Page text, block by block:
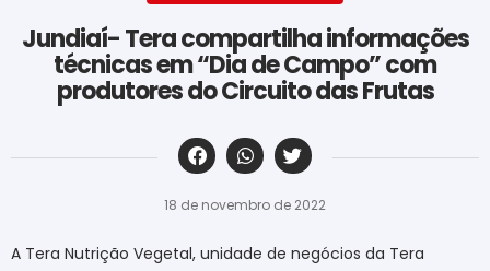
Jundiaí- Tera compartilha informações
técnicas em “Dia de Campo” com
produtores do Circuito das Frutas
‎ ‎ ‎ ‎ ‎ ‎ ‎ ‎ ‎ ‎ ‎ ‎ ‎ ‎ ‎ ‎ ‎ ‎ ‎ ‎ ‎ ‎ ‎ ‎ ‎ ‎ ‎ ‎ ‎ ‎ ‎
18 de novembro de 2022
A Tera Nutrição Vegetal, unidade de negócios da Tera